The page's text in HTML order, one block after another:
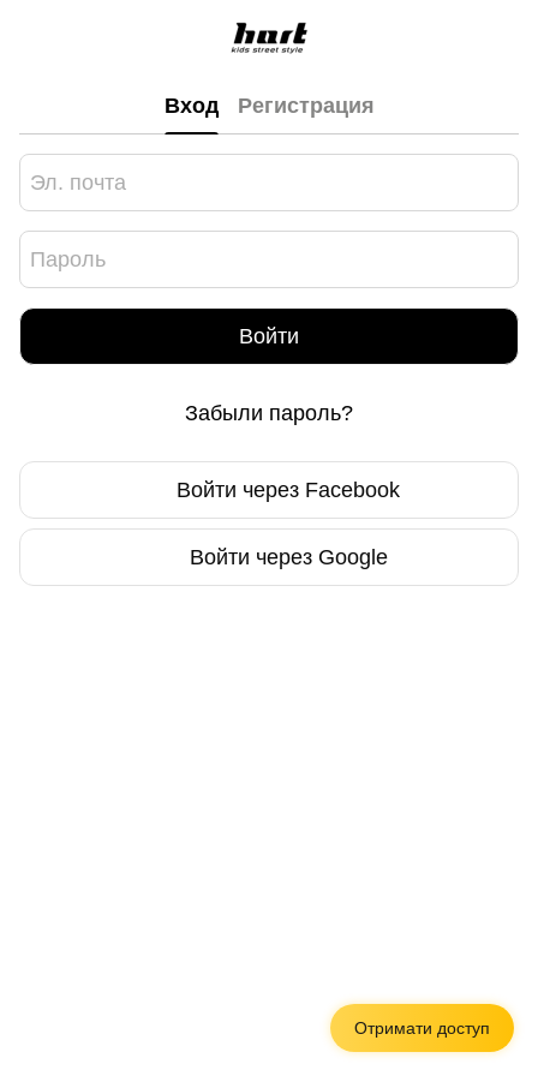
Вход Регистрация
Войти
Забыли пароль?
Войти через Facebook
Войти через Google
Отримати доступ